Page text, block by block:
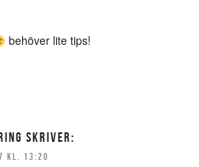
behöver lite tips!
SKRIVER:
KL. 13:20